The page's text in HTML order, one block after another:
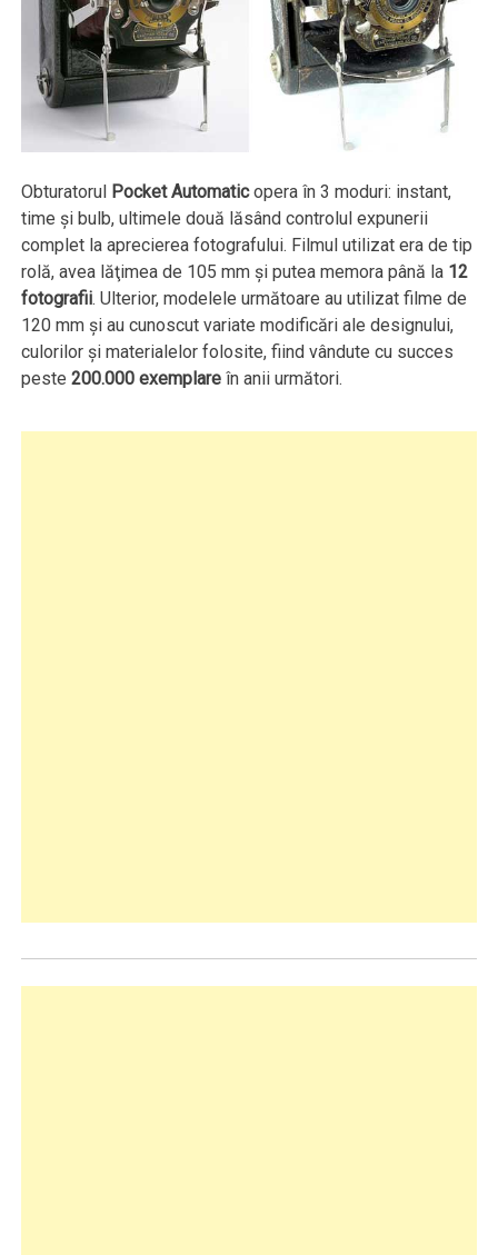
Obturatorul Pocket Automaticopera în 3 moduri: instant,
time şi bulb, ultimele două lăsând controlul expunerii
complet la aprecierea fotografului. Filmul utilizat era de tip
rolă, avea lăţimea de 105 mm şi putea memora până la 12
fotografii. Ulterior, modelele următoare au utilizat filme de
120 mm şi au cunoscut variate modificări ale designului,
culorilor şi materialelor folosite, fiind vândute cu succes
peste200.000 exemplare în anii următori.